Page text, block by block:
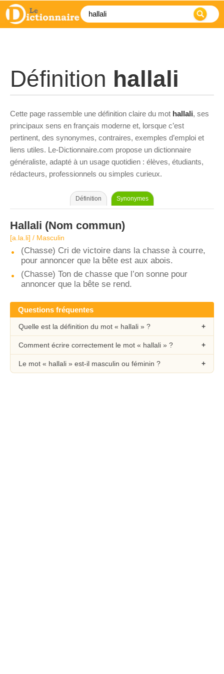
Définition hallali
Cette page rassemble une définition claire du mot hallali, ses
principaux sens en français moderne et, lorsque c’est
pertinent, des synonymes, contraires, exemples d’emploi et
liens utiles. Le-Dictionnaire.com propose un dictionnaire
généraliste, adapté à un usage quotidien : élèves, étudiants,
rédacteurs, professionnels ou simples curieux.
Définition Synonymes
Hallali (Nom commun)
[a.la.li] / Masculin
(Chasse) Cri de victoire dans la chasse à courre,
pour annoncer que la bête est aux abois.
(Chasse) Ton de chasse que l’on sonne pour
annoncer que la bête se rend.
Questions fréquentes
Quelle est la définition du mot « hallali » ?
Comment écrire correctement le mot « hallali » ?
Le mot « hallali » est-il masculin ou féminin ?